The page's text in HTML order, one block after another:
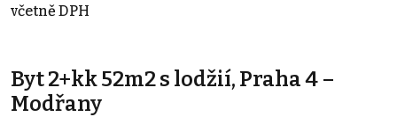
včetně DPH
Byt 2+kk 52m2 s lodžií, Praha 4 –
Modřany